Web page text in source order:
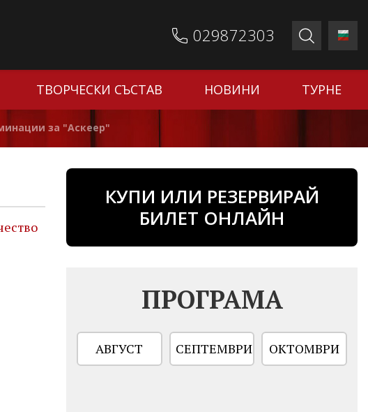
029872303
ТВОРЧЕСКИ СЪСТАВ НОВИНИ ТУРНЕ
за "Аскеер"
КУПИ ИЛИ РЕЗЕРВИРАЙ
БИЛЕТ ОНЛАЙН
ПРОГРАМА
АВГУСТ СЕПТЕМВРИ ОКТОМВРИ